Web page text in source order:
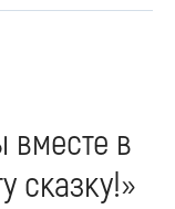
вместе в
сказку!»